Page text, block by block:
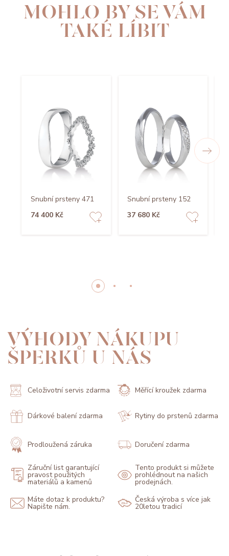
MOHLO BY SE VÁM
TAKÉ LÍBIT
Snubní prsteny 471
74 400 Kč
Snubní prsteny 152
37 680 Kč
VÝHODY NÁKUPU
ŠPERKŮ U NÁS
Celoživotní servis zdarma Měřící kroužek zdarma
Dárkové balení zdarma Rytiny do prstenů zdarma
Prodloužená záruka Doručení zdarma
Záruční list garantující
pravost použitých
materiálů a kamenů
Tento produkt si můžete
prohlédnout na našich
prodejnách.
Máte dotaz k produktu?
Napište nám.
Česká výroba s více jak
20letou tradicí